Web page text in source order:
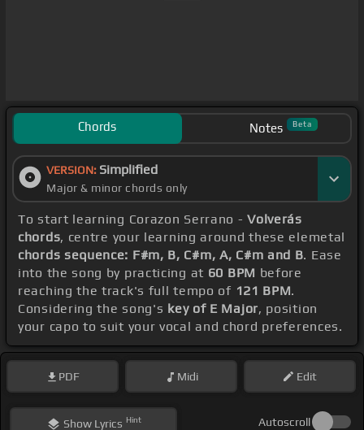
Chords Notes Beta
VERSION: Simplified
Major & minor chords only
To start learning Corazon Serrano -Volverás
chords, centre your learning around these elemetal
chords sequence: F#m, B, C#m, A, C#m and B. Ease
into the song by practicing at 60 BPM before
reaching the track's full tempo of 121 BPM.
Considering the song's key of E Major, position
your capo to suit your vocal and chord preferences.
PDF Midi Edit
ShowLyrics Hint Autoscroll